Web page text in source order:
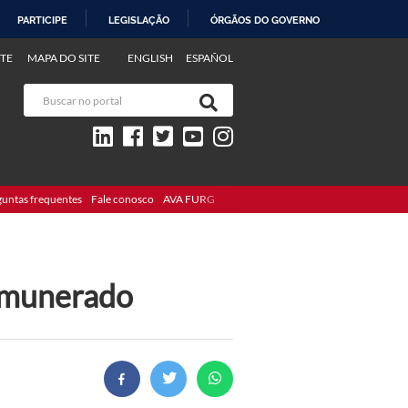
PARTICIPE LEGISLAÇÃO ÓRGÃOS DO GOVERNO
ENGLISH ESPAÑOL
MAPA DO SITE
frequentes Fale conosco AVA FURG